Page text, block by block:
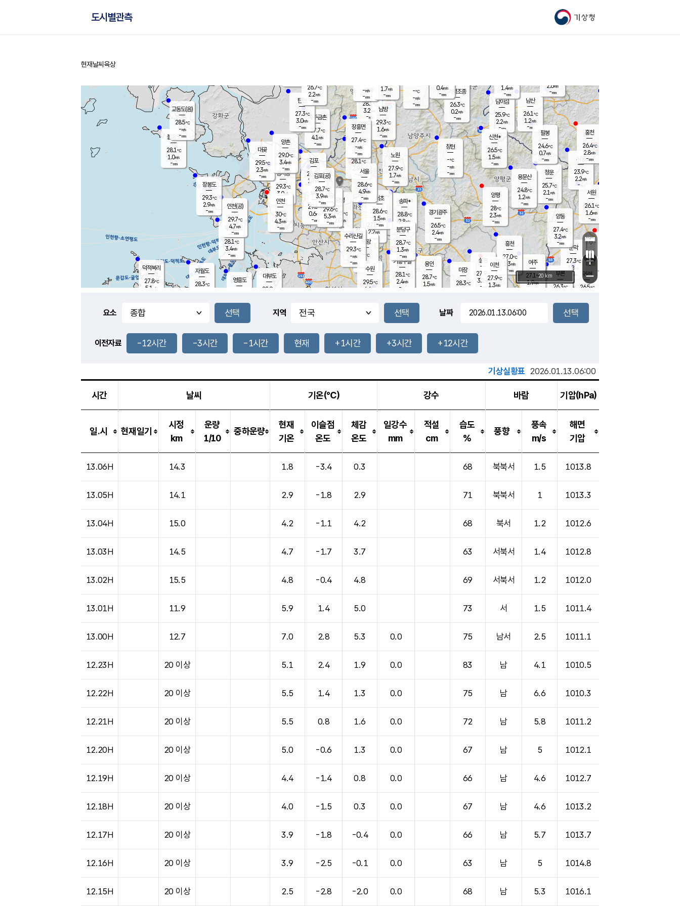
기상청
도시별관측
홈
현재날씨 육상
풍도
4.0m/s
문막
27.3℃
3.8
mm
남이섬
25.9℃
2.2m/s
-mm
무의도
28.1℃
3.4m/s
-mm
영흥도
볼음도
28.1℃
1.0m/s
-mm
자월도
28.3℃
양주
28.1℃
3.2
-mm
부론
26.3℃
과천
27.8℃
2.2m/s
- mm
남산
26.1℃
1.2m/s
-mm
장봉도
29.3℃
2.9m/s
-mm
-mm
청운
25.7℃
2.1 m/s
-mm
팔봉
24.6℃
0.7m/s
-mm
-mm
용인
28.7℃
1.5m/s
여주
27.1℃
1.9m/s
양동
27.4℃
3.2m/s
-mm
경기광주
26.5℃
2.4m/s
-mm
장호원
1.4m/s
-mm
28.5
℃
대부도
28.9
-
경서동
29.3℃
3.0m/s
-mm
파주금촌
27.7℃
4.1 m/s
-mm
가평조종
26.3℃
0.2m/s
-mm
-℃
-m/s
-mm
대곶
29.5℃
2.3m/s
-mm
신천*
26.5℃
1.5m/s
-mm
창현
-℃
-m/s
-mm
탄현
27.3℃
3.0m/s
-mm
0.4m/s
-mm
29.3℃
1.3m/s
-mm
흥천
27.0℃
1.3m/s
-mm
마장
28.3℃
의왕
- ℃
m/s
mm
김포
28.9℃
1.7 m/s
mm
설봉
27.9
3.2 m/s
- mm
광명
29.5 ℃
2.0 m/s
-mm
부천
29.3℃
0.6m/s
-mm
-mm
양촌
29.0℃
3.4m/s
-mm
구로
29.6℃
5.3m/s
-mm
은평
28.1℃
2.9 m/s
- mm
노원
27.9℃
1.7m/s
-mm
송파*
28.8℃
2.8m/s
-mm
서초
28.6℃
1.5m/s
-mm
남방
29.3℃
1.6m/s
-mm
기흥구갈
28.1℃
2.4m/s
-
수리산길
29.3℃
-m/s
-mm
분당구
28.7℃
1.3m/s
-mm
장흥면
27.4℃
-m/s
-mm
-m/s
-mm
시동
23.9℃
2.2m/s
- mm
귀래
26.5℃
서원
26.1℃
1.6m/s
-mm
용문산
24.8℃
1.2m/s
-mm
덕적북리
27.8℃
5.1 m/s
인천(공)
29.7℃
4.7m/s
-mm
김포(공)
28.7℃
3.9m/s
-mm
교동도(음)
28.5℃
-m/s
-mm
홍천
26.4℃
2.8m/s
-mm
이천
27.9℃
1.3m/s
양평
28℃
2.3m/s
-mm
수원
29.5℃
4.6 m/s
인천
30℃
4.3m/s
-mm
서울
28.6℃
4.9m/s
-mm
2.6m/s
-mm
26.7℃
2.2m/s
-mm
1.7m/s
-mm
+
−
20 km
요소 지역 날짜
이전자료 -12시간 -3시간 -1시간 현재 +1시간 +3시간 +12시간
기상실황표 2026.01.13.06:00
시간 날씨 기온(℃) 강수 바람 기압(hPa)
일.시 현재일기
시정
km
운량
1/10
중하운량
현재
기온
이슬점
온도
체감
온도
일강수
mm
적설
cm
습도
%
풍향
풍속
m/s
해면
기압
13.06H 14.3 1.8 -3.4 0.3 68 북북서 1.5 1013.8
13.05H 14.1 2.9 -1.8 2.9 71 북북서 1 1013.3
13.04H 15.0 4.2 -1.1 4.2 68 북서 1.2 1012.6
13.03H 14.5 4.7 -1.7 3.7 63 서북서 1.4 1012.8
13.02H 15.5 4.8 -0.4 4.8 69 서북서 1.2 1012.0
13.01H 11.9 5.9 1.4 5.0 73 서 1.5 1011.4
13.00H 12.7 7.0 2.8 5.3 0.0 75 남서 2.5 1011.1
12.23H 20 이상 5.1 2.4 1.9 0.0 83 남 4.1 1010.5
12.22H 20 이상 5.5 1.4 1.3 0.0 75 남 6.6 1010.3
12.21H 20 이상 5.5 0.8 1.6 0.0 72 남 5.8 1011.2
12.20H 20 이상 5.0 -0.6 1.3 0.0 67 남 5 1012.1
12.19H 20 이상 4.4 -1.4 0.8 0.0 66 남 4.6 1012.7
12.18H 20 이상 4.0 -1.5 0.3 0.0 67 남 4.6 1013.2
12.17H 20 이상 3.9 -1.8 -0.4 0.0 66 남 5.7 1013.7
12.16H 20 이상 3.9 -2.5 -0.1 0.0 63 남 5 1014.8
12.15H 20 이상 2.5 -2.8 -2.0 0.0 68 남 5.3 1016.1